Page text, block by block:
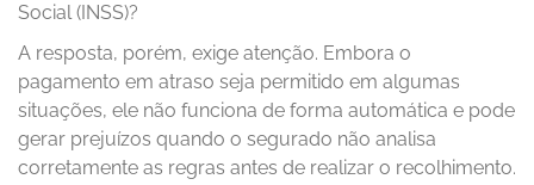
Social (INSS)?
A resposta, porém, exige atenção. Embora o
pagamento em atraso seja permitido em algumas
situações, ele não funciona de forma automática e pode
gerar prejuízos quando o segurado não analisa
corretamente as regras antes de realizar o recolhimento.